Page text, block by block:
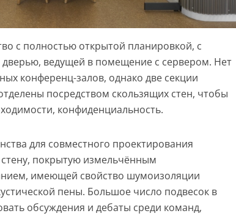
с полностью открытой планировкой, с
дверью, ведущей в помещение с сервером. Нет
конференц-залов, однако две секции
посредством скользящих стен, чтобы
конфиденциальность.
для совместного проектирования
покрытую измельчённым
имеющей свойство шумоизоляции
пены. Большое число подвесок в
обсуждения и дебаты среди команд,